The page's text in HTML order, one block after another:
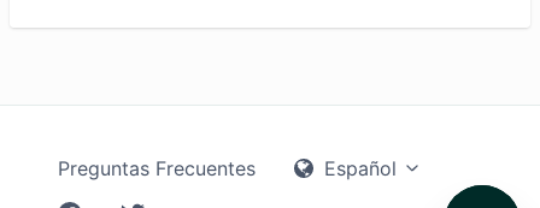
Preguntas Frecuentes Español